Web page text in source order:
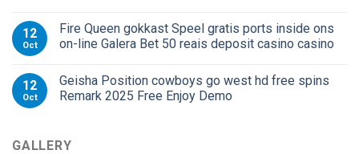
12
Oct
Fire Queen gokkast Speel gratis ports inside ons
on-line Galera Bet 50 reais deposit casino casino
12
Oct
Geisha Position cowboys go west hd free spins
Remark 2025 Free Enjoy Demo
GALLERY